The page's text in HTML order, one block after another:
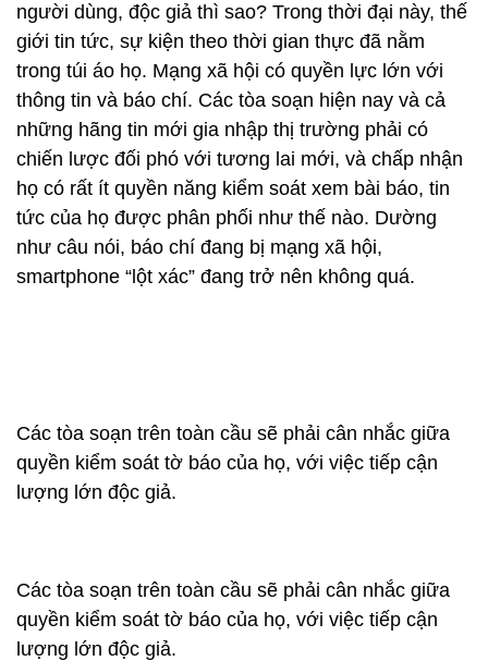
người dùng, độc giả thì sao? Trong thời đại này, thế
giới tin tức, sự kiện theo thời gian thực đã nằm
trong túi áo họ. Mạng xã hội có quyền lực lớn với
thông tin và báo chí. Các tòa soạn hiện nay và cả
những hãng tin mới gia nhập thị trường phải có
chiến lược đối phó với tương lai mới, và chấp nhận
họ có rất ít quyền năng kiểm soát xem bài báo, tin
tức của họ được phân phối như thế nào. Dường
như câu nói, báo chí đang bị mạng xã hội,
smartphone “lột xác” đang trở nên không quá.
Các tòa soạn trên toàn cầu sẽ phải cân nhắc giữa
quyền kiểm soát tờ báo của họ, với việc tiếp cận
lượng lớn độc giả.
Các tòa soạn trên toàn cầu sẽ phải cân nhắc giữa
quyền kiểm soát tờ báo của họ, với việc tiếp cận
lượng lớn độc giả.